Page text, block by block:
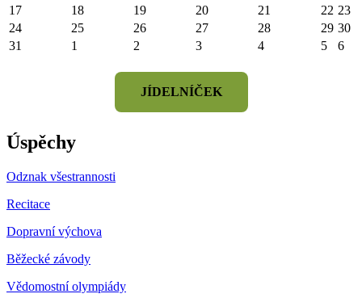
17
18 19 20 21 22 23
24
25 26 27 28 29 30
31
1 2 3 4 5 6
JÍDELNÍČEK
Úspěchy
Odznak všestrannosti
Recitace
Dopravní výchova
Běžecké závody
Vědomostní olympiády